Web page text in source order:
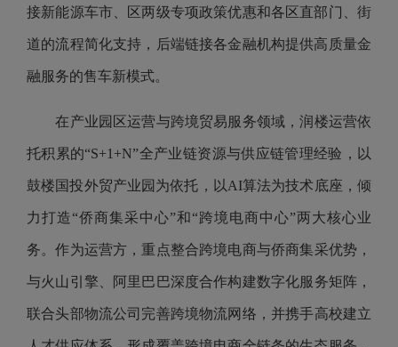
接新能源车市、区两级专项政策优惠和各区直部门、街
道的流程简化支持，后端链接各金融机构提供高质量金
融服务的售车新模式。
在产业园区运营与跨境贸易服务领域 ，润楼运营依
托积累的“S+1+N”全产业链资源与供应链管理经验，以
鼓楼国投外贸产业园为依托，以AI算法为技术底座，倾
力打造“侨商集采中心”和“跨境电商中心”两大核心业
务。作为运营方，重点整合跨境电商与侨商集采优势，
与火山引擎、阿里巴巴深度合作构建数字化服务矩阵，
联合头部物流公司 完善跨境物流网络，并携手高校建立